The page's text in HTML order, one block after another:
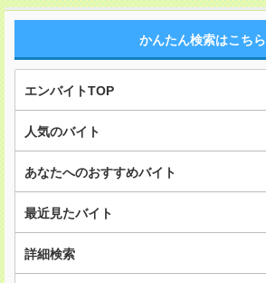
かんたん検索はこちら
エンバイトTOP
人気のバイト
あなたへのおすすめバイト
最近見たバイト
詳細検索